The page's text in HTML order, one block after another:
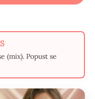
(mix). Popust se